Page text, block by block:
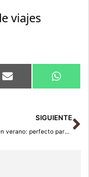
viajes
Compartir
en
Email
en
SIGUIENTE
Turismo rural en verano: perfecto para familias y aventureros